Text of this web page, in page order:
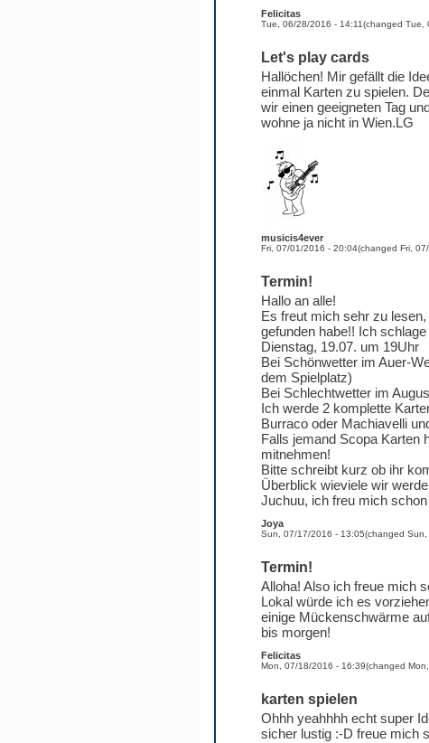
Felicitas
Tue, 06/28/2016 - 14:11(changed Tue,
Let's play cards
musicis4ever
Fri, 07/01/2016 - 20:04(changed Fri,
Hallöchen! Mir gefällt die
einmal Karten zu spielen.
wir einen geeigneten Tag
wohne ja nicht in Wien.LG
Termin!
Joya
Sun, 07/17/2016 - 13:05(changed Sun,
Hallo an alle!
Es freut mich sehr zu
gefunden habe!! Ich
Dienstag, 19.07. um 19Uhr
Bei Schönwetter im Auer-
dem Spielplatz)
Bei Schlechtwetter im
Ich werde 2 komplette
Burraco oder Machiavelli
Falls jemand Scopa Karten
mitnehmen!
Bitte schreibt kurz ob ihr
Überblick wieviele wir
Juchuu, ich freu mich
Termin!
Felicitas
Mon, 07/18/2016 - 16:39(changed
Alloha! Also ich freue mich
Lokal würde ich es
einige Mückenschwärme
bis morgen!
karten spielen
Ohhh yeahhhh echt super
sicher lustig :-D freue mich